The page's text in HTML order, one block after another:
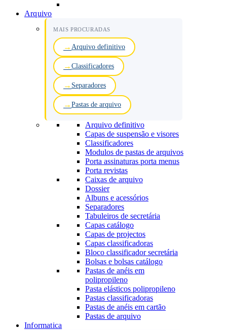
Arquivo
MAIS PROCURADAS
Arquivo definitivo
Classificadores
Separadores
Pastas de arquivo
Arquivo definitivo
Capas de suspensão e visores
Classificadores
Modulos de pastas de arquivos
Porta assinaturas porta menus
Porta revistas
Caixas de arquivo
Dossier
Albuns e acessórios
Separadores
Tabuleiros de secretária
Capas catálogo
Capas de projectos
Capas classificadoras
Bloco classificador secretária
Bolsas e bolsas catálogo
Pastas de anéis em
polipropileno
Pasta elásticos polipropileno
Pastas classificadoras
Pastas de anéis em cartão
Pastas de arquivo
Informatica